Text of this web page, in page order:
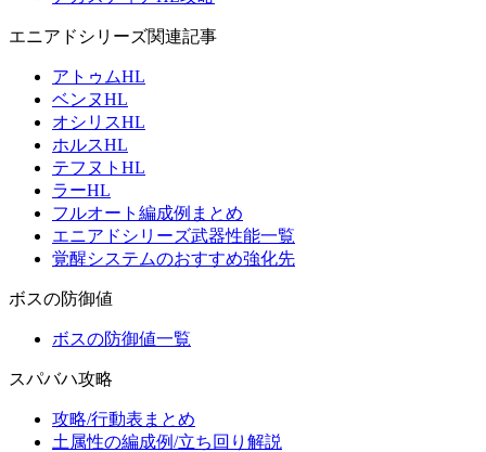
エニアドシリーズ関連記事
アトゥムHL
ベンヌHL
オシリスHL
ホルスHL
テフヌトHL
ラーHL
フルオート編成例まとめ
エニアドシリーズ武器性能一覧
覚醒システムのおすすめ強化先
ボスの防御値
ボスの防御値一覧
スパバハ攻略
攻略/行動表まとめ
土属性の編成例/立ち回り解説